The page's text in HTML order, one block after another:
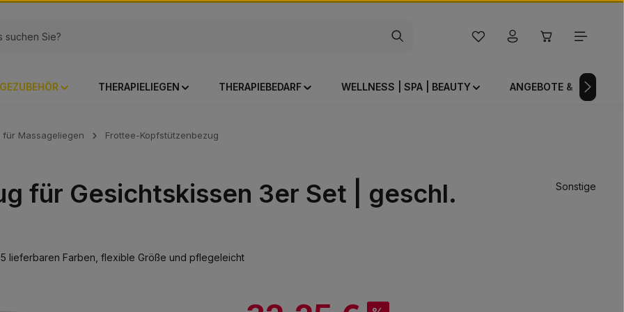
Du hast 0 Produkte auf dem
THERAPIELIEGEN THERAPIEBEDARF WELLNESS | SPA | BEAUTY ANGEBOTE &
Massageliegen Frottee-Kopfstützenbezug
für Gesichtskissen 3er Set | geschl.
Sonstige
lieferbaren Farben, flexible Größe und pflegeleicht